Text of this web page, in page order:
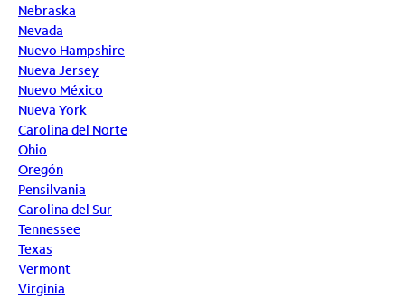
Nebraska
Nevada
Nuevo Hampshire
Nueva Jersey
Nuevo México
Nueva York
Carolina del Norte
Ohio
Oregón
Pensilvania
Carolina del Sur
Tennessee
Texas
Vermont
Virginia